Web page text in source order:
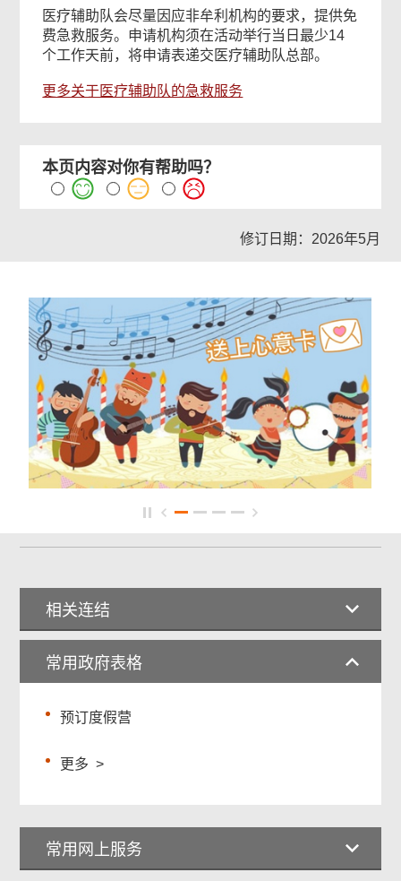
医疗辅助队会尽量因应非牟利机构的要求，提供免
费急救服务。申请机构须在活动举行当日最少14
个工作天前，将申请表递交医疗辅助队总部。
更多关于医疗辅助队的急救服务
本页内容对你有帮助吗？
修订日期：2026年5月
相关连结
常用政府表格
预订度假营
更多 >
常用网上服务